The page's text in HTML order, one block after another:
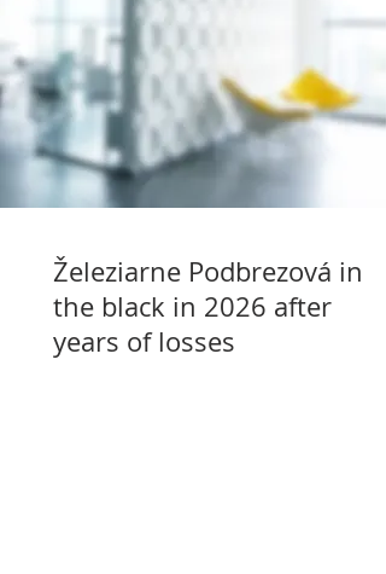
Železiarne Podbrezová in
the black in 2026 after
years of losses